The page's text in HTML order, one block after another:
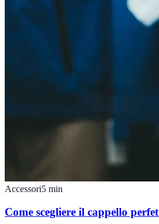
Accessori5 min
Come scegliere il cappello